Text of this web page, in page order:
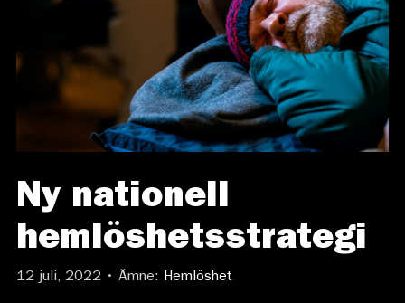
Ny nationell
hemlöshetsstrategi
12 juli, 2022 • Ämne: Hemlöshet